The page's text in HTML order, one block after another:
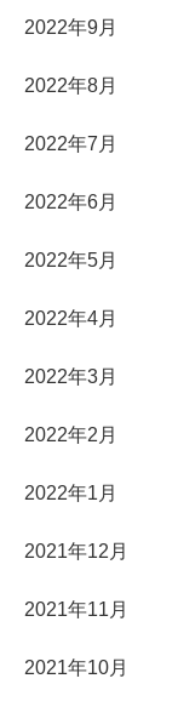
2022年9月
2022年8月
2022年7月
2022年6月
2022年5月
2022年4月
2022年3月
2022年2月
2022年1月
2021年12月
2021年11月
2021年10月